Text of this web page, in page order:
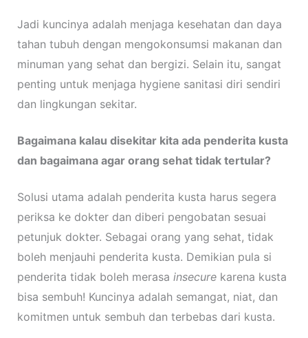
Jadi kuncinya adalah menjaga kesehatan dan daya
tahan tubuh dengan mengokonsumsi makanan dan
minuman yang sehat dan bergizi. Selain itu, sangat
penting untuk menjaga hygiene sanitasi diri sendiri
dan lingkungan sekitar.
Bagaimana kalau disekitar kita ada penderita kusta
dan bagaimana agar orang sehat tidak tertular?
Solusi utama adalah penderita kusta harus segera
periksa ke dokter dan diberi pengobatan sesuai
petunjuk dokter. Sebagai orang yang sehat, tidak
boleh menjauhi penderita kusta. Demikian pula si
penderita tidak boleh merasa insecurekarena kusta
bisa sembuh! Kuncinya adalah semangat, niat, dan
komitmen untuk sembuh dan terbebas dari kusta.